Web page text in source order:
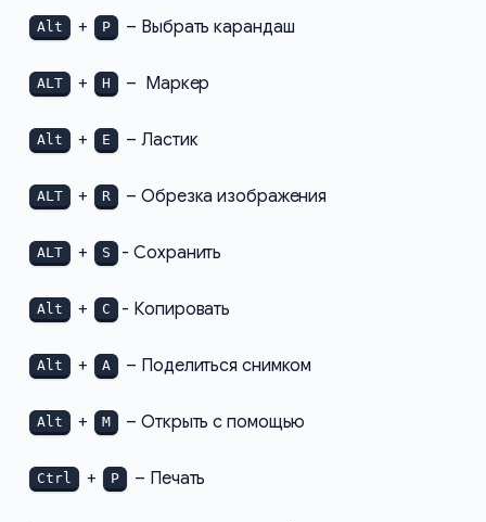
Alt + P – Выбрать карандаш
ALT + H – Маркер
Alt + E – Ластик
ALT + R – Обрезка изображения
ALT + S - Сохранить
Alt + C - Копировать
Alt + A – Поделиться снимком
Alt + M – Открыть с помощью
Ctrl + P – Печать